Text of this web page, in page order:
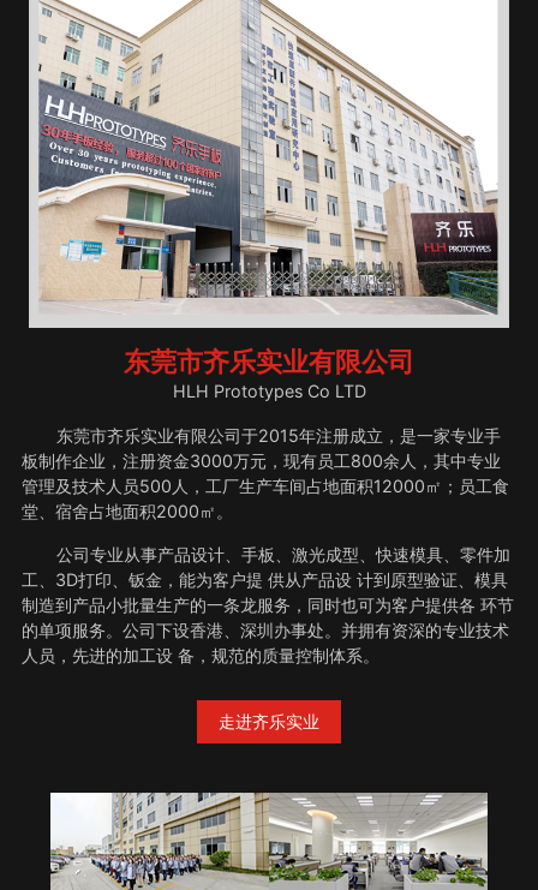
东莞市齐乐实业有限公司
HLH Prototypes Co LTD
东莞市齐乐实业有限公司于2015年注册成立，是一家专业手
板制作企业，注册资金3000万元，现有员工800余人，其中专业
管理及技术人员500人，工厂生产车间占地面积12000㎡；员工食
堂、宿舍占地面积2000㎡。
公司专业从事产品设计、手板、激光成型、快速模具、零件加
工、3D打印、钣金，能为客户提 供从产品设 计到原型验证、模具
制造到产品小批量生产的一条龙服务，同时也可为客户提供各 环节
的单项服务。公司下设香港、深圳办事处。并拥有资深的专业技术
人员，先进的加工设 备，规范的质量控制体系。
走进齐乐实业